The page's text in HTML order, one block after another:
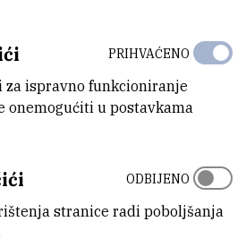
za ispravno funkcioniranje
onemogućiti u postavkama
PRIHVAĆENO
stranice radi poboljšanja
ODBIJENO